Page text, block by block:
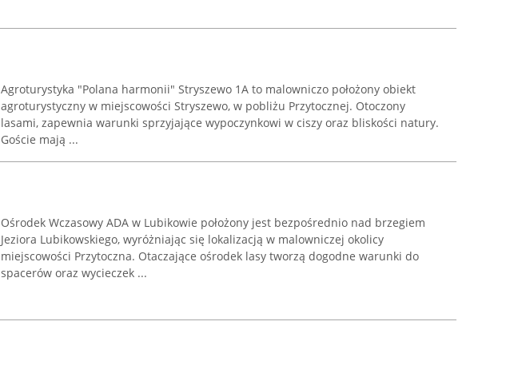
Agroturystyka "Polana harmonii" Stryszewo 1A to malowniczo położony obiekt
agroturystyczny w miejscowości Stryszewo, w pobliżu Przytocznej. Otoczony
lasami, zapewnia warunki sprzyjające wypoczynkowi w ciszy oraz bliskości natury.
Goście mają ...
Ośrodek Wczasowy ADA w Lubikowie położony jest bezpośrednio nad brzegiem
Jeziora Lubikowskiego, wyróżniając się lokalizacją w malowniczej okolicy
miejscowości Przytoczna. Otaczające ośrodek lasy tworzą dogodne warunki do
spacerów oraz wycieczek ...